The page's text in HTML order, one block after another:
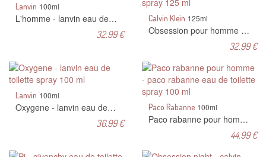
Lanvin 100ml
L'homme - lanvin eau de toilette spray 100 ml
32.99 €
Calvin Klein 125ml
Obsession pour homme - calvin klein eau de toilette spray 125 ml
32.99 €
Lanvin 100ml
Oxygene - lanvin eau de toilette spray 100 ml
36.99 €
Paco Rabanne 100ml
Paco rabanne pour homme - paco rabanne eau de toilette spray 100 ml
44.99 €